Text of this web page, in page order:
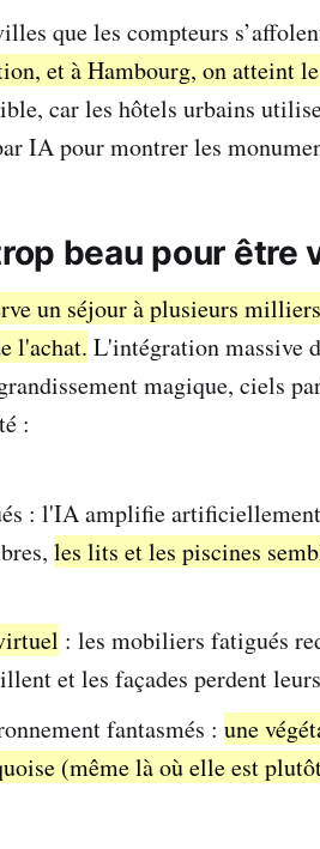
que les compteurs
et à Hambourg, on atteint
car les hôtels urbains
IA pour montrer les
beau pour être
un séjour à plusieurs
l'achat. L'intégration massive
magique, ciels
:
: l'IA amplifie
les lits et les piscines
: les mobiliers fatigués
et les façades perdent
fantasmés : une
(même là où elle est